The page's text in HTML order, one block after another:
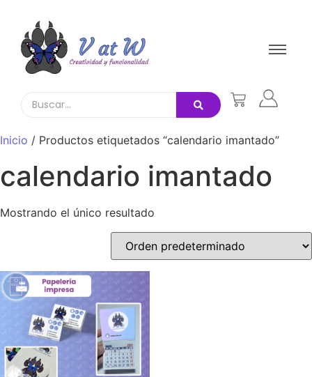
Inicio / Productos etiquetados “calendario imantado”
calendario imantado
Mostrando el único resultado